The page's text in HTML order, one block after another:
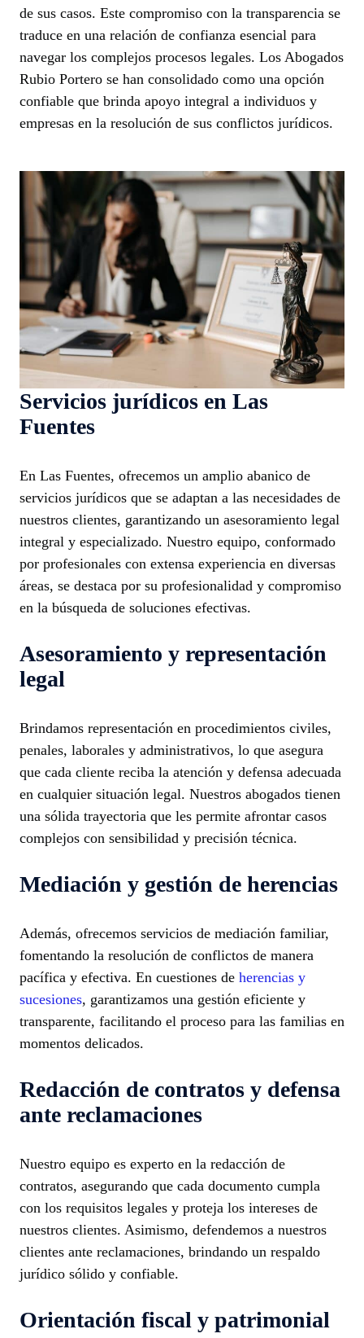
de sus casos. Este compromiso con la transparencia se
traduce en una relación de confianza esencial para
navegar los complejos procesos legales. Los Abogados
Rubio Portero se han consolidado como una opción
confiable que brinda apoyo integral a individuos y
empresas en la resolución de sus conflictos jurídicos.
Servicios jurídicos en Las
Fuentes
En Las Fuentes, ofrecemos un amplio abanico de
servicios jurídicos que se adaptan a las necesidades de
nuestros clientes, garantizando un asesoramiento legal
integral y especializado. Nuestro equipo, conformado
por profesionales con extensa experiencia en diversas
áreas, se destaca por su profesionalidad y compromiso
en la búsqueda de soluciones efectivas.
Asesoramiento y representación
legal
Brindamos representación en procedimientos civiles,
penales, laborales y administrativos, lo que asegura
que cada cliente reciba la atención y defensa adecuada
en cualquier situación legal. Nuestros abogados tienen
una sólida trayectoria que les permite afrontar casos
complejos con sensibilidad y precisión técnica.
Mediación y gestión de herencias
Además, ofrecemos servicios de mediación familiar,
fomentando la resolución de conflictos de manera
pacífica y efectiva. En cuestiones de herencias y
sucesiones, garantizamos una gestión eficiente y
transparente, facilitando el proceso para las familias en
momentos delicados.
Redacción de contratos y defensa
ante reclamaciones
Nuestro equipo es experto en la redacción de
contratos, asegurando que cada documento cumpla
con los requisitos legales y proteja los intereses de
nuestros clientes. Asimismo, defendemos a nuestros
clientes ante reclamaciones, brindando un respaldo
jurídico sólido y confiable.
Orientación fiscal y patrimonial